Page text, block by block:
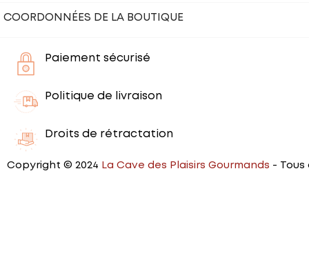
COORDONNÉES DE LA BOUTIQUE
Paiement sécurisé
Politique de livraison
Droits de rétractation
Copyright © 2024 La Cave des Plaisirs Gourmands - Tous